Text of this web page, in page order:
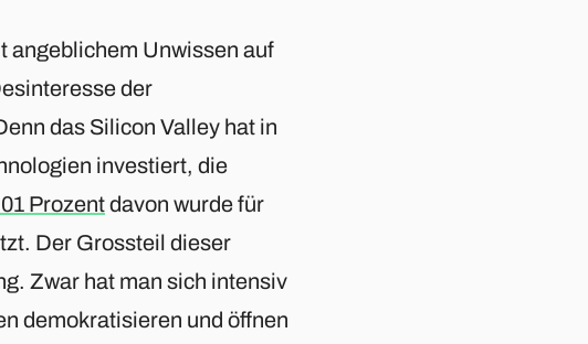
angeblichem Unwissen auf
der
das Silicon Valley hat in
investiert, die
Prozentdavon wurde für
Der Grossteil dieser
Zwar hat man sich intensiv
demokratisieren und öffnen